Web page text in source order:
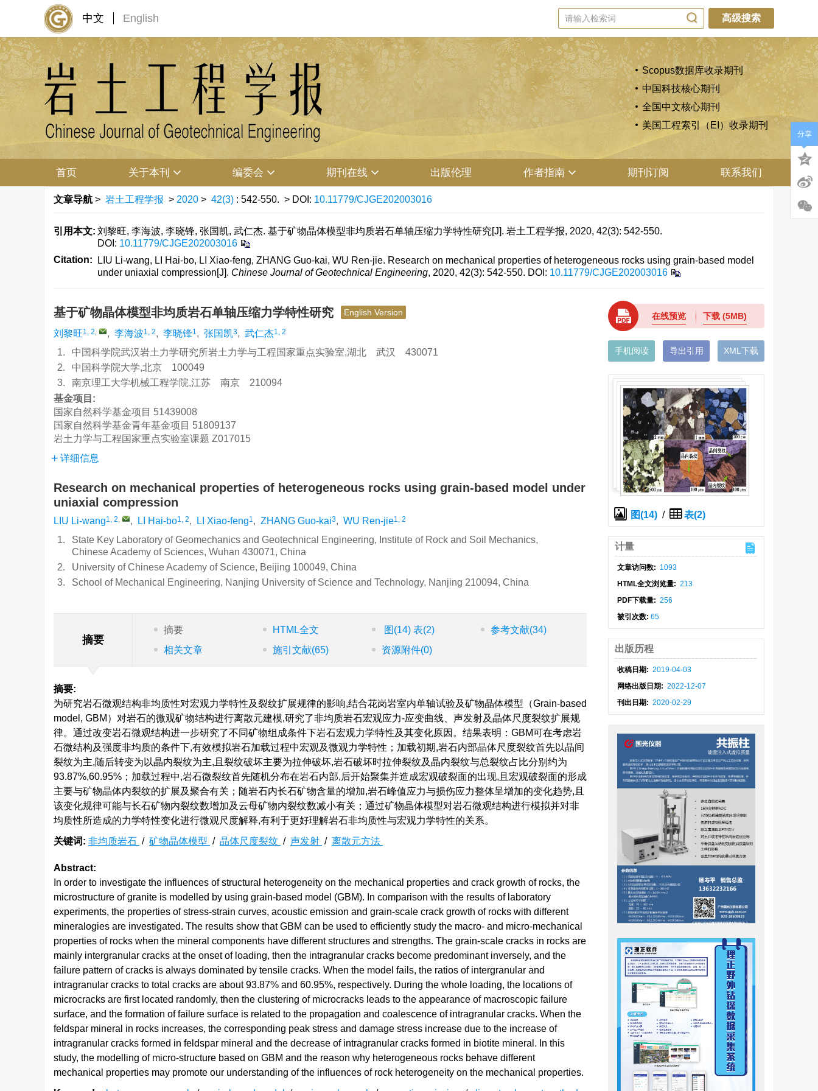
中文 English 高级搜索
Scopus数据库收录期刊
中国科技核心期刊
全国中文核心期刊
美国工程索引（EI）收录期刊
首页 关于本刊 编委会 期刊在线 出版伦理 作者指南 期刊订阅 联系我们
文章导航 > 岩土工程学报 > 2020 > 42(3) : 542-550. > DOI: 10.11779/CJGE202003016
引用本文: 刘黎旺, 李海波, 李晓锋, 张国凯, 武仁杰. 基于矿物晶体模型非均质岩石单轴压缩力学特性研究[J]. 岩土工程学报, 2020, 42(3): 542-550.
DOI: 10.11779/CJGE202003016
Citation:
LIU Li-wang, LI Hai-bo, LI Xiao-feng, ZHANG Guo-kai, WU Ren-jie. Research on mechanical properties of heterogeneous rocks using grain-based model
under uniaxial compression[J]. Chinese Journal of Geotechnical Engineering, 2020, 42(3): 542-550. DOI: 10.11779/CJGE202003016
基于矿物晶体模型非均质岩石单轴压缩力学特性研究 English Version
刘黎旺1, 2, , 李海波1, 2, 李晓锋1, 张国凯3, 武仁杰1, 2
1.
中国科学院武汉岩土力学研究所岩土力学与工程国家重点实验室,湖北 武汉 430071
2.
中国科学院大学,北京 100049
3.
南京理工大学机械工程学院,江苏 南京 210094
基金项目:
国家自然科学基金项目 51439008
国家自然科学基金青年基金项目 51809137
岩土力学与工程国家重点实验室课题 Z017015
详细信息
Research on mechanical properties of heterogeneous rocks using grain-based model under
uniaxial compression
LIU Li-wang1, 2, , LI Hai-bo1, 2, LI Xiao-feng1, ZHANG Guo-kai3, WU Ren-jie1, 2
1.
State Key Laboratory of Geomechanics and Geotechnical Engineering, Institute of Rock and Soil Mechanics,
Chinese Academy of Sciences, Wuhan 430071, China
2.
University of Chinese Academy of Science, Beijing 100049, China
3.
School of Mechanical Engineering, Nanjing University of Science and Technology, Nanjing 210094, China
摘要
摘要 HTML全文 图 (14) 表(2) 参考文献(34)
相关文章
施引文献(65) 资源附件(0)
摘要:
为研究岩石微观结构非均质性对宏观力学特性及裂纹扩展规律的影响,结合花岗岩室内单轴试验及矿物晶体模型（Grain-based
model, GBM）对岩石的微观矿物结构进行离散元建模,研究了非均质岩石宏观应力-应变曲线、声发射及晶体尺度裂纹扩展规
律。通过改变岩石微观结构进一步研究了不同矿物组成条件下岩石宏观力学特性及其变化原因。结果表明：GBM可在考虑岩
石微结构及强度非均质的条件下,有效模拟岩石加载过程中宏观及微观力学特性；加载初期,岩石内部晶体尺度裂纹首先以晶间
裂纹为主,随后转变为以晶内裂纹为主,且裂纹破坏主要为拉伸破坏,岩石破坏时拉伸裂纹及晶内裂纹与总裂纹占比分别约为
93.87%,60.95%；加载过程中,岩石微裂纹首先随机分布在岩石内部,后开始聚集并造成宏观破裂面的出现,且宏观破裂面的形成
主要与矿物晶体内裂纹的扩展及聚合有关；随岩石内长石矿物含量的增加,岩石峰值应力与损伤应力整体呈增加的变化趋势,且
该变化规律可能与长石矿物内裂纹数增加及云母矿物内裂纹数减小有关；通过矿物晶体模型对岩石微观结构进行模拟并对非
均质性所造成的力学特性变化进行微观尺度解释,有利于更好理解岩石非均质性与宏观力学特性的关系。
关键词: 非均质岩石 / 矿物晶体模型 / 晶体尺度裂纹 / 声发射 / 离散元方法
Abstract:
In order to investigate the influences of structural heterogeneity on the mechanical properties and crack growth of rocks, the
microstructure of granite is modelled by using grain-based model (GBM). In comparison with the results of laboratory
experiments, the properties of stress-strain curves, acoustic emission and grain-scale crack growth of rocks with different
mineralogies are investigated. The results show that GBM can be used to efficiently study the macro- and micro-mechanical
properties of rocks when the mineral components have different structures and strengths. The grain-scale cracks in rocks are
mainly intergranular cracks at the onset of loading, then the intragranular cracks become predominant inversely, and the
failure pattern of cracks is always dominated by tensile cracks. When the model fails, the ratios of intergranular and
intragranular cracks to total cracks are about 93.87% and 60.95%, respectively. During the whole loading, the locations of
microcracks are first located randomly, then the clustering of microcracks leads to the appearance of macroscopic failure
surface, and the formation of failure surface is related to the propagation and coalescence of intragranular cracks. When the
feldspar mineral in rocks increases, the corresponding peak stress and damage stress increase due to the increase of
intragranular cracks formed in feldspar mineral and the decrease of intragranular cracks formed in biotite mineral. In this
study, the modelling of micro-structure based on GBM and the reason why heterogeneous rocks behave different
mechanical properties may promote our understanding of the influences of rock heterogeneity on the mechanical properties.
在线预览 下载(5MB)
手机阅读 导出引用 XML下载
图(14) / 表(2)
计量
文章访问数: 1093
HTML全文浏览量: 213
PDF下载量: 256
被引次数:65
出版历程
收稿日期: 2019-04-03
网络出版日期: 2022-12-07
刊出日期: 2020-02-29
分享